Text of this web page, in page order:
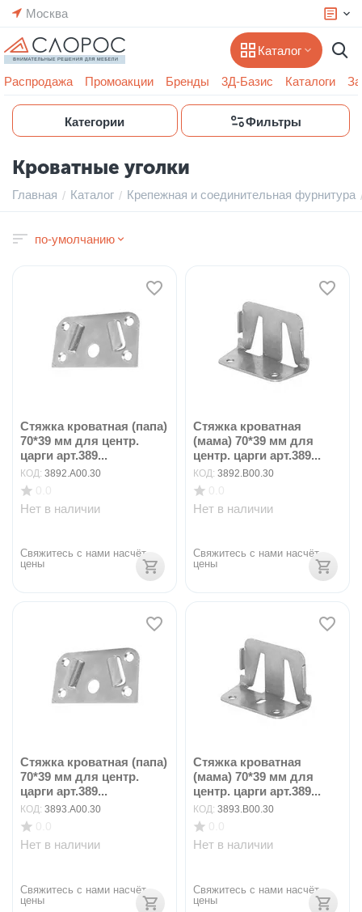
Москва
Каталог
Распродажа Промоакции Бренды 3Д-Базис Каталоги
Категории Фильтры
Кроватные уголки
Главная / Каталог / Крепежная и соединительная фурнитура
по-умолчанию
Стяжка кроватная (папа)
70*39 мм для центр.
царги арт.389...
КОД: 3892.A00.30
Нет в наличии
Свяжитесь с нами насчёт
цены
Стяжка кроватная
(мама) 70*39 мм для
центр. царги арт.389...
КОД: 3892.B00.30
Нет в наличии
Свяжитесь с нами насчёт
цены
Стяжка кроватная (папа)
70*39 мм для центр.
царги арт.389...
КОД: 3893.A00.30
Нет в наличии
Свяжитесь с нами насчёт
цены
Стяжка кроватная
(мама) 70*39 мм для
центр. царги арт.389...
КОД: 3893.B00.30
Нет в наличии
Свяжитесь с нами насчёт
цены